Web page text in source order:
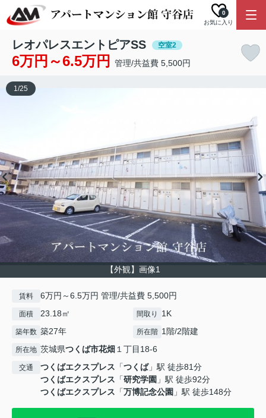
お気に入り
0
レオパレスエントピアSS 空室2
6万円～6.5万円 管理/共益費 5,500円
【外観】画像1
1/25
賃料 6万円～6.5万円 管理/共益費 5,500円
面積 23.18㎡ 間取り 1K
築年数 築27年 所在階 1階/2階建
所在地 茨城県つくば市花畑 １丁目18-6
交通 つくばエクスプレス 「つくば」駅 徒歩81分
つくばエクスプレス 「研究学園 」駅 徒歩92分
つくばエクスプレス 「万博記念公園 」駅 徒歩148分